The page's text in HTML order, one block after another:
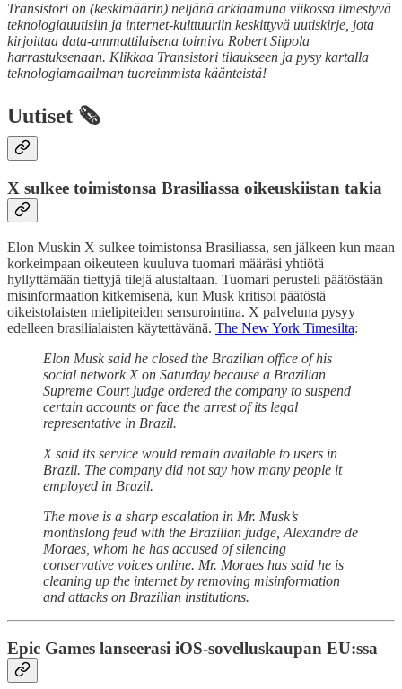
Transistori on (keskimäärin) neljänä arkiaamuna viikossa ilmestyvä
teknologiauutisiin ja internet-kulttuuriin keskittyvä uutiskirje, jota
kirjoittaa data-ammattilaisena toimiva Robert Siipola
harrastuksenaan. Klikkaa Transistori tilaukseen ja pysy kartalla
teknologiamaailman tuoreimmista käänteistä!
Uutiset 🗞️
X sulkee toimistonsa Brasiliassa oikeuskiistan takia
Elon Muskin X sulkee toimistonsa Brasiliassa, sen jälkeen kun maan
korkeimpaan oikeuteen kuuluva tuomari määräsi yhtiötä
hyllyttämään tiettyjä tilejä alustaltaan. Tuomari perusteli päätöstään
misinformaation kitkemisenä, kun Musk kritisoi päätöstä
oikeistolaisten mielipiteiden sensurointina. X palveluna pysyy
edelleen brasilialaisten käytettävänä. The New York Timesilta:
Elon Musk said he closed the Brazilian office of his
social network X on Saturday because a Brazilian
Supreme Court judge ordered the company to suspend
certain accounts or face the arrest of its legal
representative in Brazil.
X said its service would remain available to users in
Brazil. The company did not say how many people it
employed in Brazil.
The move is a sharp escalation in Mr. Musk’s
monthslong feud with the Brazilian judge, Alexandre de
Moraes, whom he has accused of silencing
conservative voices online. Mr. Moraes has said he is
cleaning up the internet by removing misinformation
and attacks on Brazilian institutions.
Epic Games lanseerasi iOS-sovelluskaupan EU:ssa